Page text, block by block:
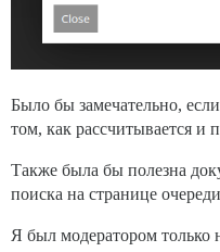
Было бы замечательно,
том, как рассчитывается и
Также была бы полезна
поиска на странице
Я был модератором только